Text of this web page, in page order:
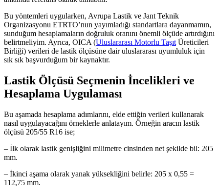
Bu yöntemleri uygularken, Avrupa Lastik ve Jant Teknik
Organizasyonu ETRTO’nun yayımladığı standartlara dayanmamın,
sunduğum hesaplamaların doğruluk oranını önemli ölçüde artırdığını
belirtmeliyim. Ayrıca, OICA (Uluslararası Motorlu Taşıt Üreticileri
Birliği) verileri de lastik ölçüsüne dair uluslararası uyumluluk için
sık sık başvurduğum bir kaynaktır.
Lastik Ölçüsü Seçmenin İncelikleri ve
Hesaplama Uygulaması
Bu aşamada hesaplama adımlarını, elde ettiğin verileri kullanarak
nasıl uygulayacağını örneklerle anlatayım. Örneğin aracın lastik
ölçüsü 205/55 R16 ise;
– İlk olarak lastik genişliğini milimetre cinsinden net şekilde bil: 205
mm.
– İkinci aşama olarak yanak yüksekliğini belirle: 205 x 0,55 =
112,75 mm.